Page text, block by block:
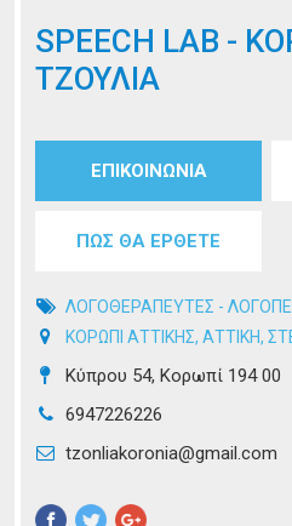
SPEECH LAB -
ΤΖΟΥΛΙΑ
Tabs group
ΕΠΙΚΟΙΝΩΝΙΑ
καρτέλα)
ΠΩΣ ΘΑ ΕΡΘΕΤΕ
ΛΟΓΟΘΕΡΑΠΕΥΤΕΣ -
ΚΟΡΩΠΙ ΑΤΤΙΚΗΣ, ΑΤΤΙΚΗ,
Κύπρου 54, Κορωπί 194 00
6947226226
tzonliakoronia@gmail.com